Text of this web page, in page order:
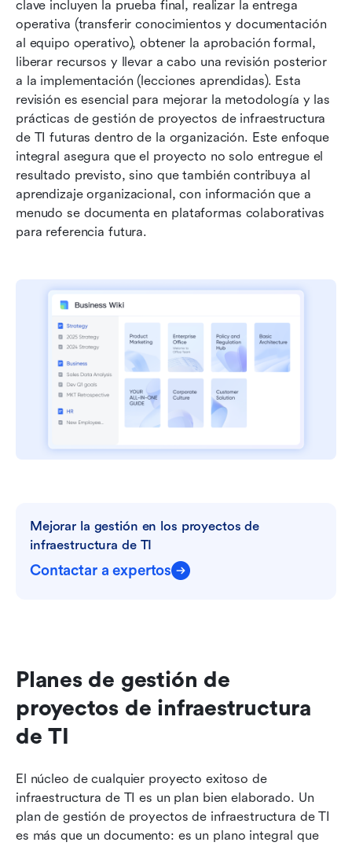
clave incluyen la prueba final, realizar la entrega
operativa (transferir conocimientos y documentación
al equipo operativo), obtener la aprobación formal,
liberar recursos y llevar a cabo una revisión posterior
a la implementación (lecciones aprendidas). Esta
revisión es esencial para mejorar la metodología y las
prácticas de gestión de proyectos de infraestructura
de TI futuras dentro de la organización. Este enfoque
integral asegura que el proyecto no solo entregue el
resultado previsto, sino que también contribuya al
aprendizaje organizacional, con información que a
menudo se documenta en plataformas colaborativas
para referencia futura.
Mejorar la gestión en los proyectos de
infraestructura de TI
Contactar a expertos
Planes de gestión de
proyectos de infraestructura
de TI
El núcleo de cualquier proyecto exitoso de
infraestructura de TI es un plan bien elaborado. Un
plan de gestión de proyectos de infraestructura de TI
es más que un documento: es un plano integral que